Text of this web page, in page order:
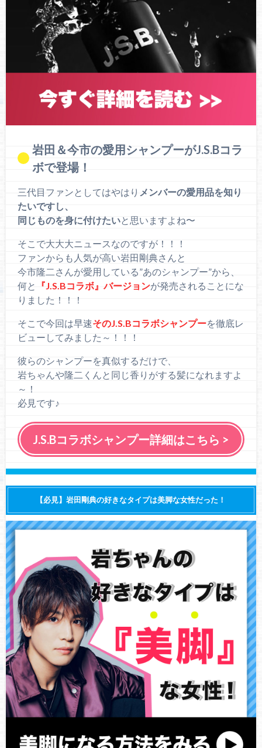
岩田＆今市の愛用シャンプーがJ.S.Bコラ
ボで登場！
三代目ファンとしてはやはり メンバーの愛用品を知り
たいですし、
同じものを身に付けたいと思いますよね〜
そこで大大大ニュースなのですが！！！
ファンからも人気が高い岩田剛典さんと
今市隆二さんが愛用している”あのシャンプー”から、
何と
『J.S.Bコラボ』バージョンが発売されることにな
りました！！！
そこで今回は早速そのJ.S.Bコラボシャンプーを徹底レ
ビューしてみました～！！！
彼らのシャンプーを真似するだけで、
岩ちゃんや隆二くんと同じ香りがする髪になれますよ
～！
必見です♪
J.S.Bコラボシャンプー詳細はこちら >
【必見】岩田剛典の好きなタイプは美脚な女性だった！